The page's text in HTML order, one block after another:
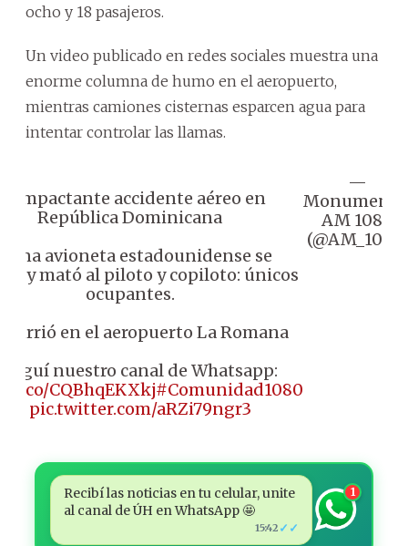
ocho y 18 pasajeros.
Un video publicado en redes sociales muestra una
enorme columna de humo en el aeropuerto,
mientras camiones cisternas esparcen agua para
intentar controlar las llamas.
Impactante accidente aéreo en
República Dominicana
Una avioneta estadounidense se
y mató al piloto y copiloto: únicos
ocupantes.
Ocurrió en el aeropuerto La Romana
Seguí nuestro canal de Whatsapp:
t.co/CQBhqEKXkj#Comunidad1080
pic.twitter.com/aRZi79ngr3
—
AM 1080
(@AM_1080)
Recibí las noticias en tu celular, unite
al canal de ÚH en WhatsApp 🤩
15:42 ✓✓
1